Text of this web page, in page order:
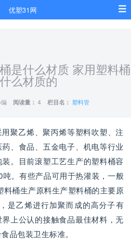
优塑31网
是什么材质 家用塑料桶
么材质的
阅读量： 4 栏目名： 塑料管
聚乙烯、聚丙烯等塑料吹塑、注
、食品、五金电子、机电等行业
。目前滚塑工艺生产的塑料桶容
。有些产品可用于热灌装，一般
桶生产原料生产塑料桶的主要原
是乙烯进行加聚而成的高分子有
上公认的接触食品最佳材料，无
品包装卫生标准。